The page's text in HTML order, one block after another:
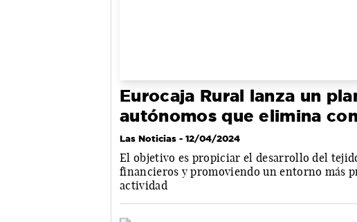
Eurocaja Rural lanza un
autónomos que elimina
Las Noticias - 12/04/2024
El objetivo es propiciar el desarrollo del
financieros y promoviendo un entorno más
actividad